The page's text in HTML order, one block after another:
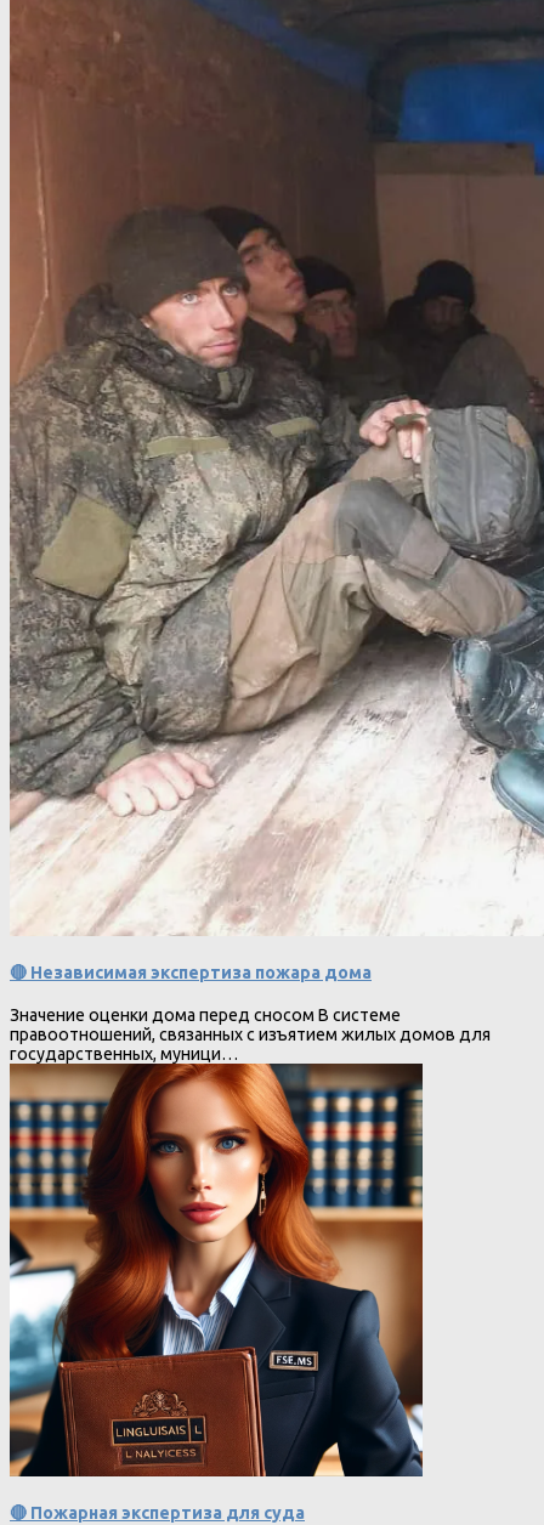
🔴 Независимая экспертиза пожара дома
Значение оценки дома перед сносом В системе
правоотношений, связанных с изъятием жилых домов для
государственных, муници…
🔴 Пожарная экспертиза для суда